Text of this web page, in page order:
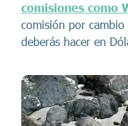
comisiones como
comisión por
deberás hacer en